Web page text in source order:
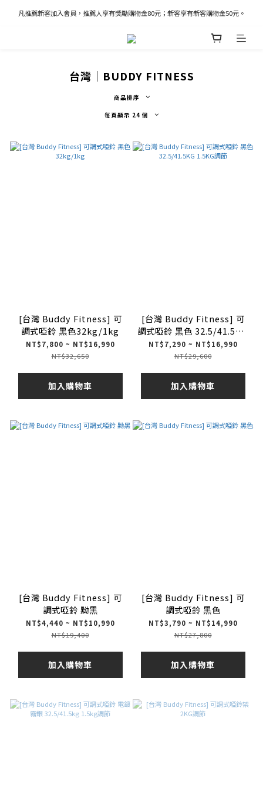
凡推薦新客加入會員，推薦人享有獎勵購物金80元；新客享有新客購物金50元。
凡推薦新客加入會員，推薦人享有獎勵購物金80元；新客享有新客購物金50元。
新加入會員立即獲得100購物金
台灣｜BUDDY FITNESS
商品排序
每頁顯示 24 個
[台灣 Buddy Fitness] 可
調式啞鈴 黑色32kg/1kg
NT$7,800 ~ NT$16,990
NT$32,650
加入購物車
[台灣 Buddy Fitness] 可
調式啞鈴 黑色 32.5/41.5KG
1.5KG調節
NT$7,290 ~ NT$16,990
NT$29,600
加入購物車
[台灣 Buddy Fitness] 可
調式啞鈴 黝黑
NT$4,440 ~ NT$10,990
NT$19,400
加入購物車
[台灣 Buddy Fitness] 可
調式啞鈴 黑色
NT$3,790 ~ NT$14,990
NT$27,800
加入購物車